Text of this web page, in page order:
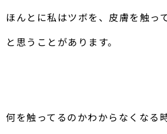
ほんとに私はツボを、皮膚を触っ
と思うことがあります。
何を触ってるのかわからなくなる